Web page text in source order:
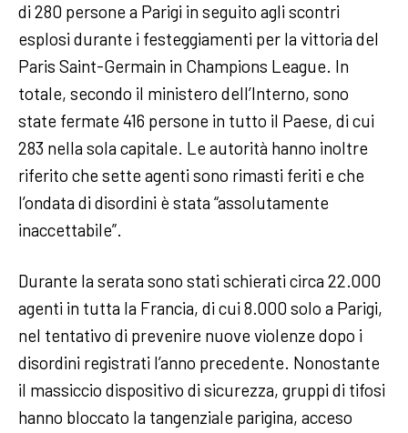
di 280 persone a Parigi in seguito agli scontri
esplosi durante i festeggiamenti per la vittoria del
Paris Saint-Germain in Champions League. In
totale, secondo il ministero dell’Interno, sono
state fermate 416 persone in tutto il Paese, di cui
283 nella sola capitale. Le autorità hanno inoltre
riferito che sette agenti sono rimasti feriti e che
l’ondata di disordini è stata “assolutamente
inaccettabile”.
Durante la serata sono stati schierati circa 22.000
agenti in tutta la Francia, di cui 8.000 solo a Parigi,
nel tentativo di prevenire nuove violenze dopo i
disordini registrati l’anno precedente. Nonostante
il massiccio dispositivo di sicurezza, gruppi di tifosi
hanno bloccato la tangenziale parigina, acceso